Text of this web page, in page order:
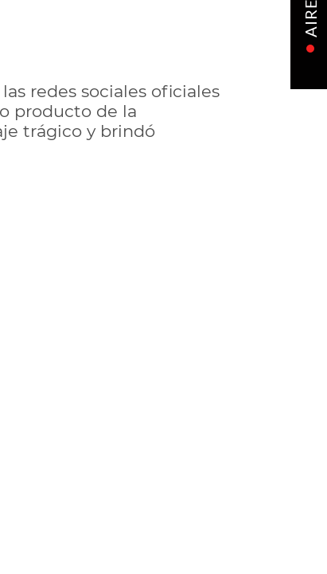
redes sociales oficiales
producto de la
trágico y brindó
AIRE